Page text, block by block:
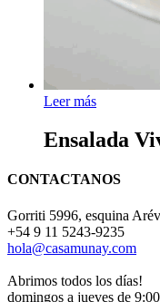
Leer más
Ensalada
CONTACTANOS
Gorriti 5996, esquina
+54 9 11 5243-9235
hola@casamunay.com
Abrimos todos los días!
domingos a jueves de